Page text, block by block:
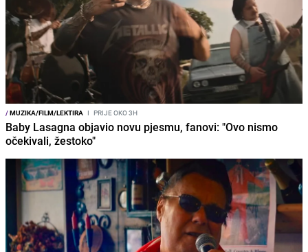
/MUZIKA/FILM/LEKTIRA I PRIJE OKO 3H
Baby Lasagna objavio novu pjesmu, fanovi: "Ovo nismo
očekivali, žestoko"